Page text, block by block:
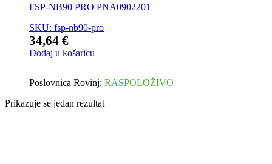
FSP-NB90 PRO PNA0902201
SKU: fsp-nb90-pro
34,64 €
Dodaj u košaricu
Poslovnica Rovinj: RASPOLOŽIVO
Prikazuje se jedan rezultat